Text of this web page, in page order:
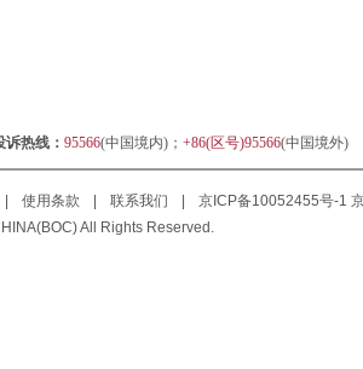
热线： 95566(中国境内)； +86(区号)95566(中国境外)
使用条款 联系我们 京ICP备10052455号-1
All Rights Reserved.